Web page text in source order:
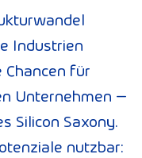
Industrien
für
Unternehmen –
Silicon Saxony.
nutzbar: